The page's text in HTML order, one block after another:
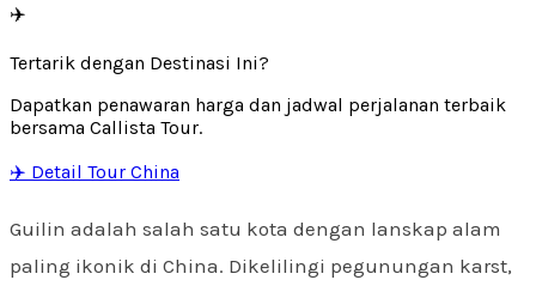
✈️
Tertarik dengan Destinasi Ini?
Dapatkan penawaran harga dan jadwal perjalanan terbaik
bersama Callista Tour.
✈️ Detail Tour China
Guilin adalah salah satu kota dengan lanskap alam
paling ikonik di China. Dikelilingi pegunungan karst,